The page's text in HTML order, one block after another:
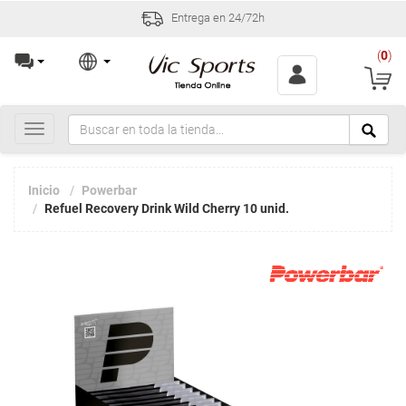
Entrega en 24/72h
(0)
Toggle
navigation
Inicio
Powerbar
Refuel Recovery Drink Wild Cherry 10 unid.